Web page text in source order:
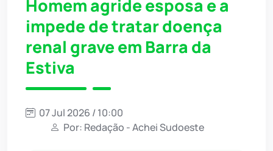
Homem agride esposa e a
impede de tratar doença
renal grave em Barra da
Estiva
07 Jul 2026 / 10:00
Por: Redação - Achei Sudoeste